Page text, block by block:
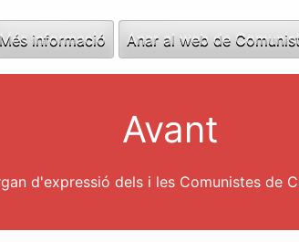
Més informació Anar al web de
Avant
d'expressió dels i les Comunistes de